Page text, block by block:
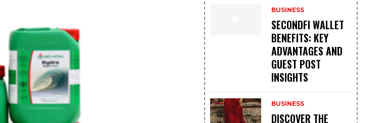
BUSINESS
SECONDFI WALLET
BENEFITS: KEY
ADVANTAGES AND
GUEST POST
INSIGHTS
BUSINESS
DISCOVER THE